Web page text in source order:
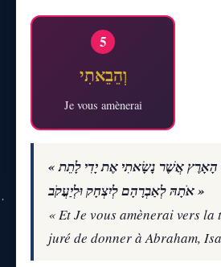
5
וְהֵבֵאתִי
Je vous amènerai
« וְהֵבֵאתִי אֶתְכֶם אֶל הָאָרֶץ אֲשֶׁר נָשָׂאתִי אֶת יָדִי לָתֵת
אֹתָהּ לְאַבְרָהָם לְיִצְחָק וּלְיַעֲקֹב »
« Et Je vous amènerai vers
juré de donner à Abraham,